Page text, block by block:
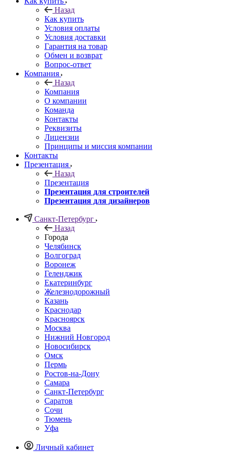
Назад
Как купить
Условия оплаты
Условия доставки
Гарантия на товар
Обмен и возврат
Вопрос-ответ
Компания
Назад
Компания
О компании
Команда
Контакты
Реквизиты
Лицензии
Принципы и миссия компании
Контакты
Презентация
Назад
Презентация
Презентация для строителей
Презентация для дизайнеров
Санкт-Петербург
Назад
Города
Челябинск
Волгоград
Воронеж
Геленджик
Екатеринбург
Железнодорожный
Казань
Краснодар
Красноярск
Москва
Нижний Новгород
Новосибирск
Омск
Пермь
Ростов-на-Дону
Самара
Санкт-Петербург
Саратов
Сочи
Тюмень
Уфа
Личный кабинет